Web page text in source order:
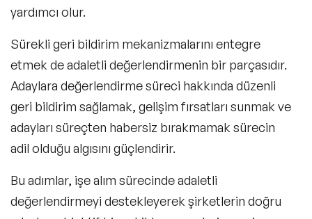
yardımcı olur.
Sürekli geri bildirim mekanizmalarını entegre
etmek de adaletli değerlendirmenin bir parçasıdır.
Adaylara değerlendirme süreci hakkında düzenli
geri bildirim sağlamak, gelişim fırsatları sunmak ve
adayları süreçten habersiz bırakmamak sürecin
adil olduğu algısını güçlendirir.
Bu adımlar, işe alım sürecinde adaletli
değerlendirmeyi destekleyerek şirketlerin doğru